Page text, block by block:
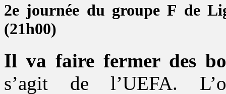
2e journée du groupe F de
(21h00)
Il va faire fermer des
s’agit de l’UEFA.